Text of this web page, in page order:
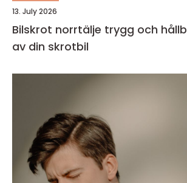
13. July 2026
Bilskrot norrtälje trygg och hållbar hantering
av din skrotbil